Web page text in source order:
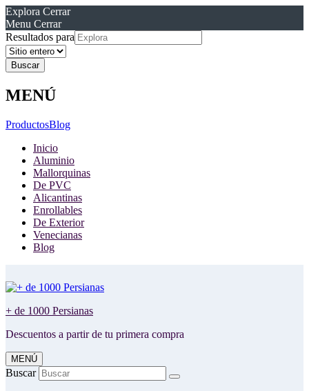
Explora Cerrar
Menu Cerrar
Resultados para
MENÚ
ProductosBlog
Inicio
Aluminio
Mallorquinas
De PVC
Alicantinas
Enrollables
De Exterior
Venecianas
Blog
+ de 1000 Persianas
Descuentos a partir de tu primera compra
MENÚ
Buscar